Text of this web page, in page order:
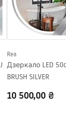
Flex
сталева
інші компоненти
Rea
Дзеркало LED
BRUSH SILVER
10 500,00 ₴